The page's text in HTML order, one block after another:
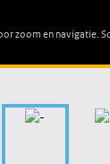
zoom en navigatie.